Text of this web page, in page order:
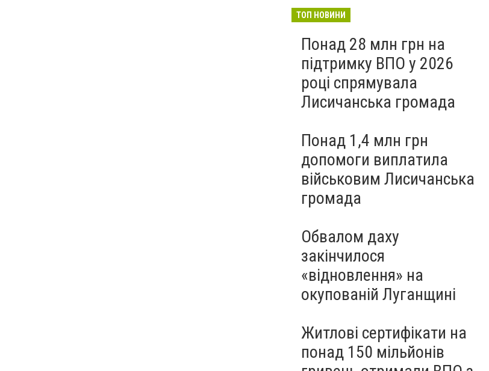
ТОП НОВИНИ
Понад 28 млн грн на
підтримку ВПО у 2026
році спрямувала
Лисичанська громада
Понад 1,4 млн грн
допомоги виплатила
військовим Лисичанська
громада
Обвалом даху
закінчилося
«відновлення» на
окупованій Луганщині
Житлові сертифікати на
понад 150 мільйонів